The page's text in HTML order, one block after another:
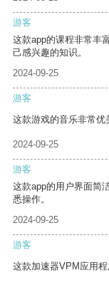
游客
这款app的课程非常丰
己感兴趣的知识。
2024-09-25
游客
这款游戏的音乐非常优
2024-09-25
游客
这款app的用户界面简
悉操作。
2024-09-25
游客
这款加速器VPM应用